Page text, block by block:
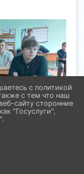
СОШ № 14 в ст.
стол"Что
с политикой
с тем что наш
сайту сторонние
"Госуслуги",